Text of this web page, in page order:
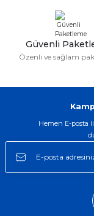
isterlerdi alacak
doğru belirleyip kaliteyi
İsmail yılmaz | 15/05/2026
arayip teyit aldiktan
Oldukça kaliteli ve şık bir
rahatsız etmiyor ve tam
Sinan Tatlicioglu | 30/01/
Güvenli
Özenli ve sağlam
Hemen E-posta